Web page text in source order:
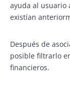
ayuda al usuario
existían
Después de
posible filtrarlo
financieros.